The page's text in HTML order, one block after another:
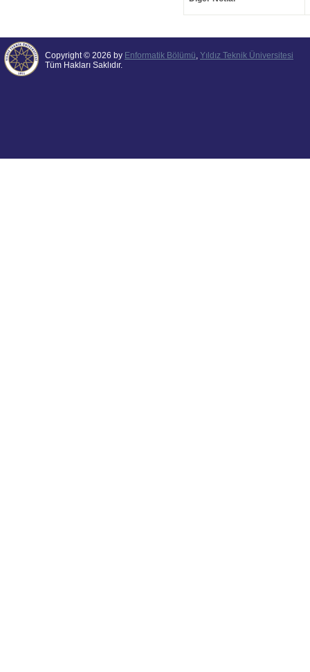
Copyright © 2026 by Enformatik Bölümü, Yıldız Teknik Üniversitesi
Tüm Hakları Saklıdır.